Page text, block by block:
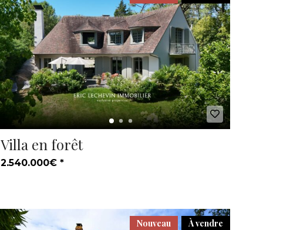
Villa en forêt
2.540.000€ *
À vendre
Nouveau